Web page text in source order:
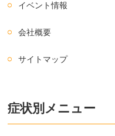
イベント情報
会社概要
サイトマップ
症状別メニュー